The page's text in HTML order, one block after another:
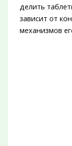
делить
зависит от
механизмов